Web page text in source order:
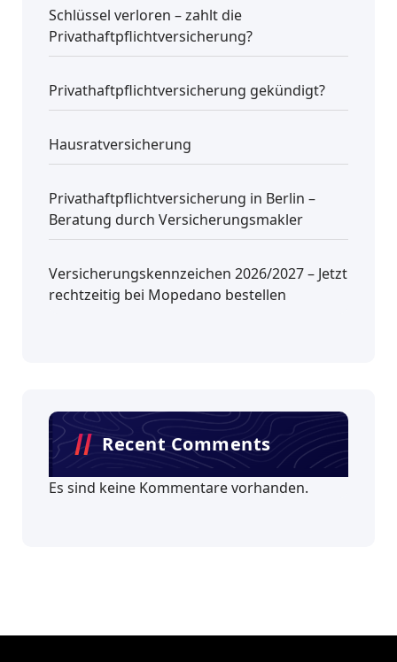
Schlüssel verloren – zahlt die
Privathaftpflichtversicherung?
Privathaftpflichtversicherung gekündigt?
Hausratversicherung
Privathaftpflichtversicherung in Berlin –
Beratung durch Versicherungsmakler
Versicherungskennzeichen 2026/2027 – Jetzt
rechtzeitig bei Mopedano bestellen
Recent Comments
Es sind keine Kommentare vorhanden.